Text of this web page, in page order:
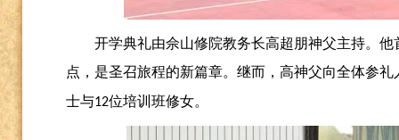
开学典礼由佘山修院教务长高超朋神父主持。
点，是圣召旅程的新篇章。继而，高神父向全体参
士与12位培训班修女。